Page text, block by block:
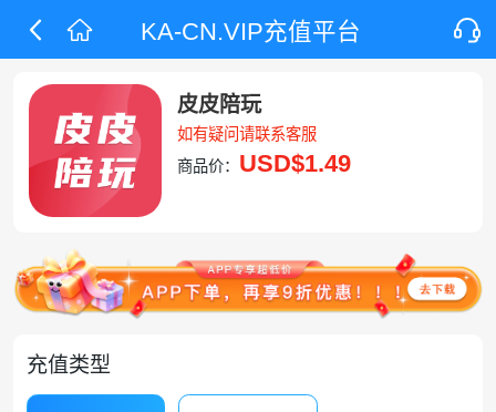
KA-CN.VIP充值平台
皮皮陪玩
如有疑问请联系客服
商品价： USD$1.49
充值类型